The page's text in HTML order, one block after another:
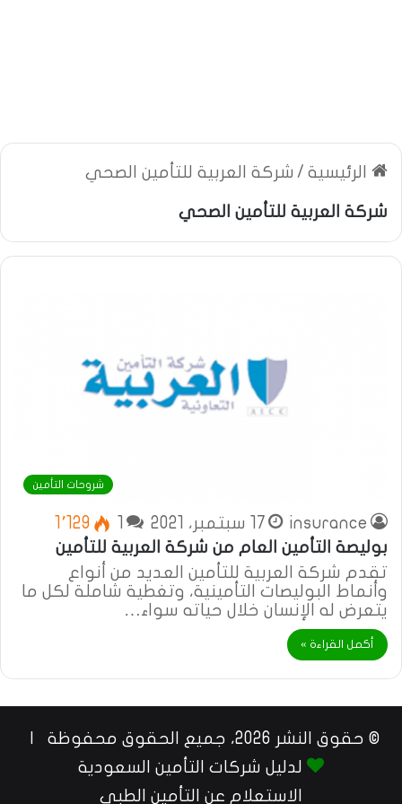
الرئيسية / شركة العربية للتأمين الصحي
شركة العربية للتأمين الصحي
شروحات التأمين
insurance 17 سبتمبر، 2021 1
1٬129
بوليصة التأمين العام من شركة العربية للتأمين
تقدم شركة العربية للتأمين العديد من أنواع
وأنماط البوليصات التأمينية، وتغطية شاملة لكل ما
يتعرض له الإنسان خلال حياته سواء…
أكمل القراءة »
© حقوق النشر 2026، جميع الحقوق محفوظة |
لدليل شركات التأمين السعودية
الاستعلام عن التأمين الطبي